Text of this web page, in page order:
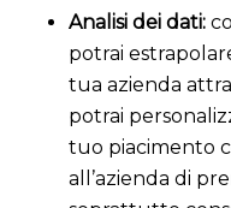
Analisi dei dati:
potrai
tua azienda
potrai
tuo piacimento
all’azienda di